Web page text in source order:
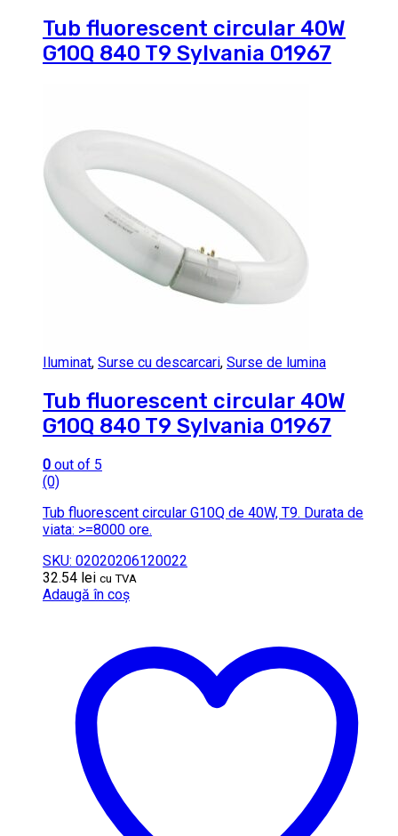
Tub fluorescent circular 40W
G10Q 840 T9 Sylvania 01967
Iluminat, Surse cu descarcari, Surse de lumina
Tub fluorescent circular 40W
G10Q 840 T9 Sylvania 01967
0 out of 5
(0)
Tub fluorescent circular G10Q de 40W, T9. Durata de
viata: >=8000 ore.
SKU: 02020206120022
32.54 lei cu TVA
Adaugă în coș